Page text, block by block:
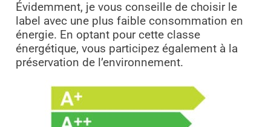
Évidemment, je vous conseille de choisir le
label avec une plus faible consommation en
énergie. En optant pour cette classe
énergétique, vous participez également à la
préservation de l’environnement.